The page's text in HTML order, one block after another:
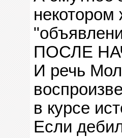
некотором
ПОСЛЕ
И речь
в курсе
Если